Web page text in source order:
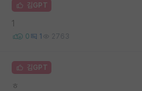
김GPT
1
0 1 2763
김GPT
ㅎ